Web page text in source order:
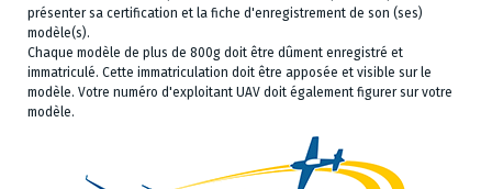
présenter sa certification et la fiche d'enregistrement de son (ses)
modèle(s).
Chaque modèle de plus de 800g doit être dûment enregistré et
immatriculé. Cette immatriculation doit être apposée et visible sur le
modèle. Votre numéro d'exploitant UAV doit également figurer sur votre
modèle.